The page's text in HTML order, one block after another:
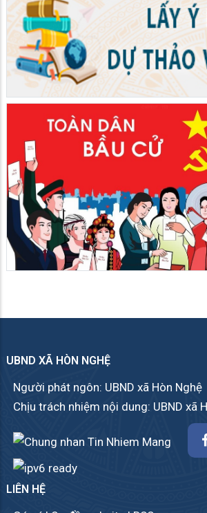
UBND XÃ HÒN NGHỆ
Người phát ngôn: UBND xã Hòn Nghệ
Chịu trách nhiệm nội dung: UBND xã
LIÊN HỆ